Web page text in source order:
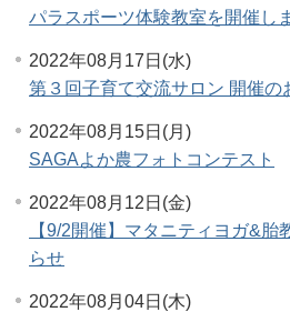
パラスポーツ体験教室を開催し
2022年08月17日(水)
第３回子育て交流サロン 開催の
2022年08月15日(月)
SAGAよか農フォトコンテスト
2022年08月12日(金)
【9/2開催】マタニティヨガ&胎
らせ
2022年08月04日(木)